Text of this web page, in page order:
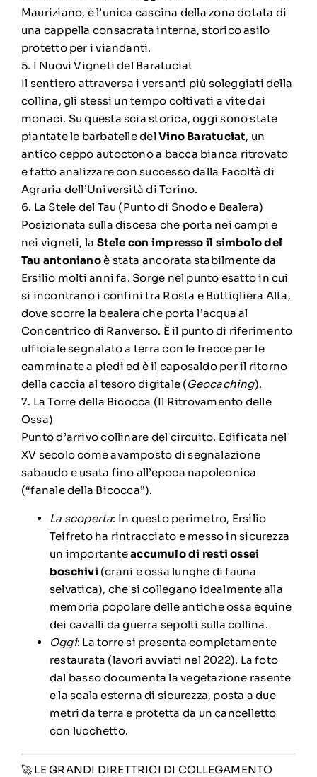
Mauriziano, è l’unica cascina della zona dotata di
una cappella consacrata interna, storico asilo
protetto per i viandanti.
5. I Nuovi Vigneti del Baratuciat
Il sentiero attraversa i versanti più soleggiati della
collina, gli stessi un tempo coltivati a vite dai
monaci. Su questa scia storica, oggi sono state
piantate le barbatelle delVino Baratuciat, un
antico ceppo autoctono a bacca bianca ritrovato
e fatto analizzare con successo dalla Facoltà di
Agraria dell’Università di Torino.
6. La Stele del Tau (Punto di Snodo e Bealera)
Posizionata sulla discesa che porta nei campi e
nei vigneti, la Stele con impresso il simbolo del
Tau antonianoè stata ancorata stabilmente da
Ersilio molti anni fa. Sorge nel punto esatto in cui
si incontrano i confini tra Rosta e Buttigliera Alta,
dove scorre la bealera che porta l’acqua al
Concentrico di Ranverso. È il punto di riferimento
ufficiale segnalato a terra con le frecce per le
camminate a piedi ed è il caposaldo per il ritorno
della caccia al tesoro digitale (Geocaching).
7. La Torre della Bicocca (Il Ritrovamento delle
Ossa)
Punto d’arrivo collinare del circuito. Edificata nel
XV secolo come avamposto di segnalazione
sabaudo e usata fino all’epoca napoleonica
(“fanale della Bicocca”).
La scoperta: In questo perimetro, Ersilio
Teifreto ha rintracciato e messo in sicurezza
un importanteaccumulo di resti ossei
boschivi (crani e ossa lunghe di fauna
selvatica), che si collegano idealmente alla
memoria popolare delle antiche ossa equine
dei cavalli da guerra sepolti sulla collina.
Oggi: La torre si presenta completamente
restaurata (lavori avviati nel 2022). La foto
dal basso documenta la vegetazione rasente
e la scala esterna di sicurezza, posta a due
metri da terra e protetta da un cancelletto
con lucchetto.
🚀 LE GRANDI DIRETTRICI DI COLLEGAMENTO